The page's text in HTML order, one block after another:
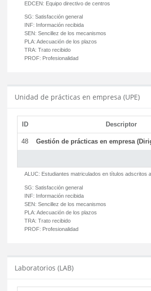
EDCEN: Equipo directivo de centros
SG: Satisfacción general
INF: Información recibida
SEN: Sencillez de los mecanismos
PLA: Adecuación de los plazos
TRA: Trato recibido
PROF: Profesionalidad
Unidad de prácticas en empresa (UPE)
ID Descriptor
48 Gestión de prácticas en empresa
ALUC: Estudiantes matriculados en títulos adscritos
SG: Satisfacción general
INF: Información recibida
SEN: Sencillez de los mecanismos
PLA: Adecuación de los plazos
TRA: Trato recibido
PROF: Profesionalidad
Laboratorios (LAB)